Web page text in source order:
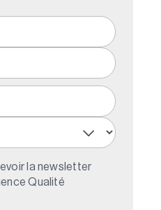
la newsletter
Qualité